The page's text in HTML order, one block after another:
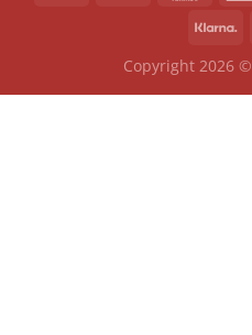
Copyright 2026 ©